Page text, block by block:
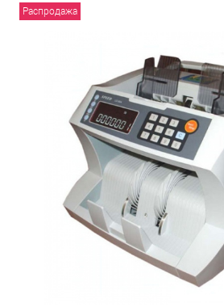
Распродажа